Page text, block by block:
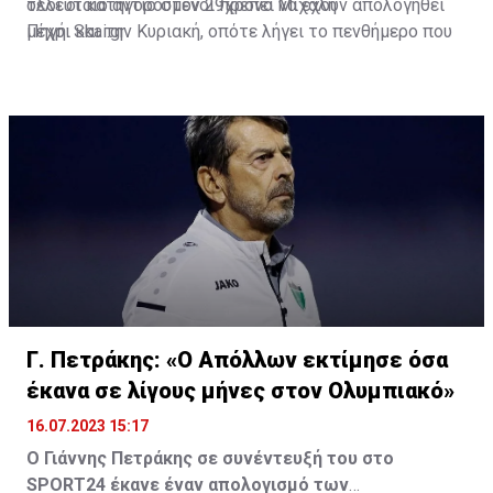
όλοι οι κατηγορούμενοι πρέπει να έχουν απολογηθεί
μέχρι και την Κυριακή, οπότε λήγει το πενθήμερο που
τελευταίο αντίο στον 29χρονο Μιχάλη
Πηγή: Skai.gr
Γ. Πετράκης: «Ο Απόλλων εκτίμησε όσα
έκανα σε λίγους μήνες στον Ολυμπιακό»
16.07.2023 15:17
Ο Γιάννης Πετράκης σε συνέντευξή του στο
SPORT24 έκανε έναν απολογισμό των